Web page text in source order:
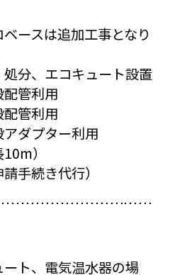
ベースは追加工事となり
分、エコキュート設置
管利用
管利用
ダプター利用
）
手続き代行）
ト、電気温水器の場